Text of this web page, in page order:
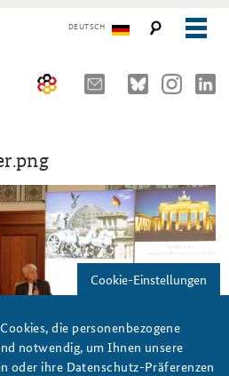
DEUTSCH
Policy
and Events
Senior Officials
Policy Cookie-Einstellungen
die personenbezogene
notwendig, um Ihnen unsere
oder ihre Datenschutz-Präferenzen